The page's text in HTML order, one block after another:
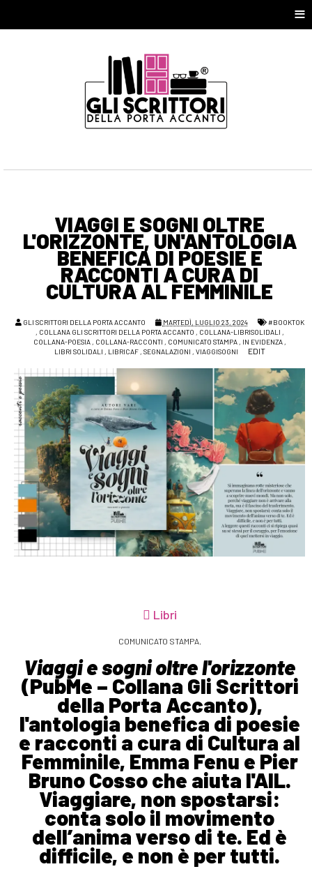
≡
VIAGGI E SOGNI OLTRE
L'ORIZZONTE, UN'ANTOLOGIA
BENEFICA DI POESIE E
RACCONTI A CURA DI
CULTURA AL FEMMINILE
GLI SCRITTORI DELLA PORTA ACCANTO MARTEDÌ, LUGLIO 23, 2024
#BOOKTOK
, COLLANA GLI SCRITTORI DELLA PORTA ACCANTO , COLLANA-LIBRISOLIDALI ,
COLLANA-POESIA, COLLANA-RACCONTI , COMUNICATO STAMPA, IN EVIDENZA,
LIBRI SOLIDALI , LIBRICAF, SEGNALAZIONI , VIAGGISOGNI EDIT
Libri
COMUNICATO STAMPA.
Viaggi e sogni oltre l'orizzonte
(PubMe – Collana Gli Scrittori
della Porta Accanto),
l'antologia benefica di poesie
e racconti a cura di Cultura al
Femminile, Emma Fenu e Pier
Bruno Cosso che aiuta l'AIL.
Viaggiare, non spostarsi:
conta solo il movimento
dell’anima verso di te. Ed è
difficile, e non è per tutti.